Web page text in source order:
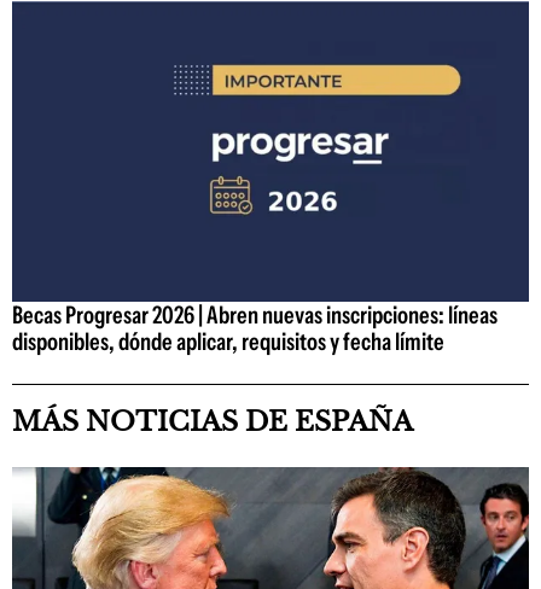
Becas Progresar 2026 | Abren nuevas inscripciones: líneas
disponibles, dónde aplicar, requisitos y fecha límite
MÁS NOTICIAS DE ESPAÑA